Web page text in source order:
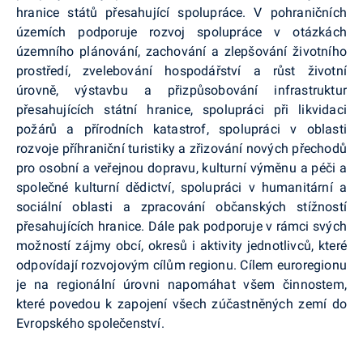
hranice států přesahující spolupráce. V pohraničních
územích podporuje rozvoj spolupráce v otázkách
územního plánování, zachování a zlepšování životního
prostředí, zvelebování hospodářství a růst životní
úrovně, výstavbu a přizpůsobování infrastruktur
přesahujících státní hranice, spolupráci při likvidaci
požárů a přírodních katastrof, spolupráci v oblasti
rozvoje příhraniční turistiky a zřizování nových přechodů
pro osobní a veřejnou dopravu, kulturní výměnu a péči a
společné kulturní dědictví, spolupráci v humanitární a
sociální oblasti a zpracování občanských stížností
přesahujících hranice. Dále pak podporuje v rámci svých
možností zájmy obcí, okresů i aktivity jednotlivců, které
odpovídají rozvojovým cílům regionu. Cílem euroregionu
je na regionální úrovni napomáhat všem činnostem,
které povedou k zapojení všech zúčastněných zemí do
Evropského společenství.